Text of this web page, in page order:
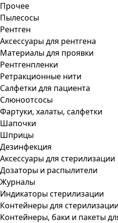
Прочее
Пылесосы
Рентген
Аксессуары для рентгена
Материалы для проявки
Рентгенпленки
Ретракционные нити
Салфетки для пациента
Слюноотсосы
Фартуки, халаты, салфетки
Шапочки
Шприцы
Дезинфекция
Аксессуары для стерилизации
Дозаторы и распылители
Журналы
Индикаторы стерилизации
Контейнеры для стерилизации
Контейнеры, баки и пакеты